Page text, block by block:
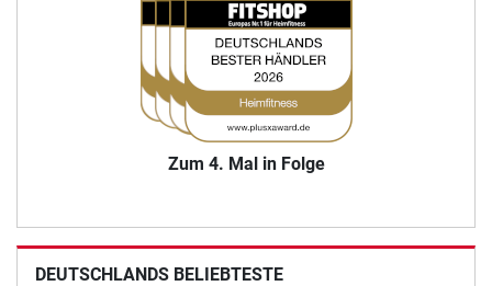
Zum 4. Mal in Folge
DEUTSCHLANDS BELIEBTESTE